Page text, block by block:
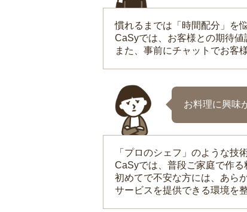
慣れるまでは「時間配分」を
CaSyでは、お客様との期待値
また、事前にチャットでお客
お料理に興味
「プロのシェフ」のような技
CaSyでは、普段ご家庭で作る
初めてで不安な方には、あら
サービスを提供できる環境を